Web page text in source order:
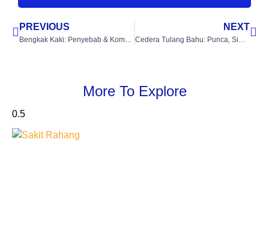
PREVIOUS NEXT
More To Explore